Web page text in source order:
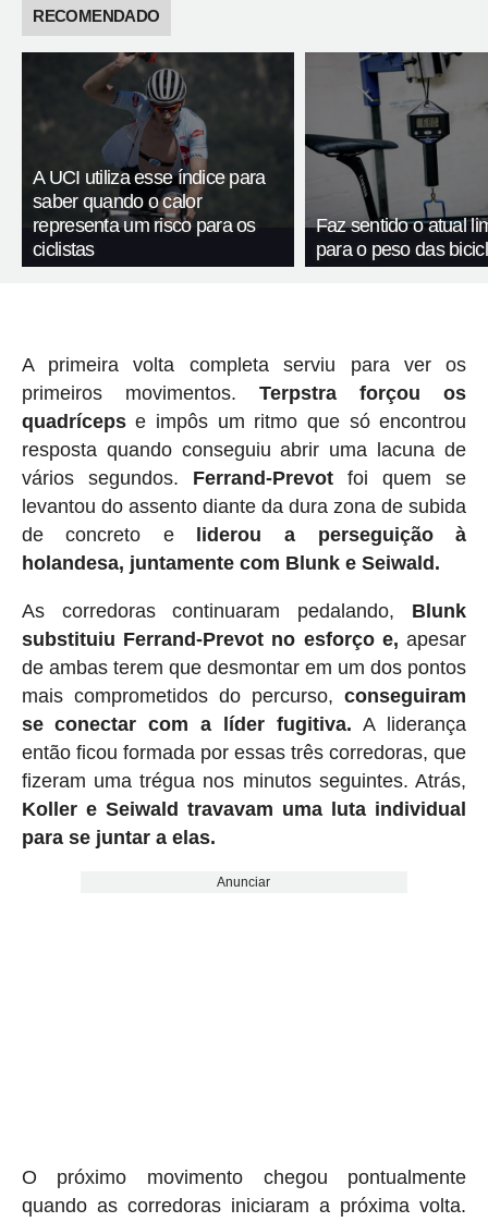
RECOMENDADO
A UCI utiliza esse índice para
saber quando o calor
representa um risco para os
ciclistas
Faz sentido o atual
para o peso das
A primeira volta completa serviu para ver os
primeiros movimentos. Terpstra
forçou os
quadrícepse impôs um ritmo que só encontrou
resposta quando conseguiu abrir uma lacuna de
vários segundos. Ferrand-Prevotfoi quem se
levantou do assento diante da dura zona de subida
de concreto e
liderou a perseguição à
holandesa, juntamente com Blunk e Seiwald.
As corredoras continuaram pedalando, Blunk
substituiu Ferrand-Prevot no esforço e, apesar
de ambas terem que desmontar em um dos pontos
mais comprometidos do percurso,conseguiram
se conectar com a líder fugitiva. A liderança
então ficou formada por essas três corredoras, que
fizeram uma trégua nos minutos seguintes. Atrás,
Koller e Seiwald travavam uma luta individual
para se juntar a elas.
Anunciar
O próximo movimento chegou pontualmente
quando as corredoras iniciaram a próxima volta.